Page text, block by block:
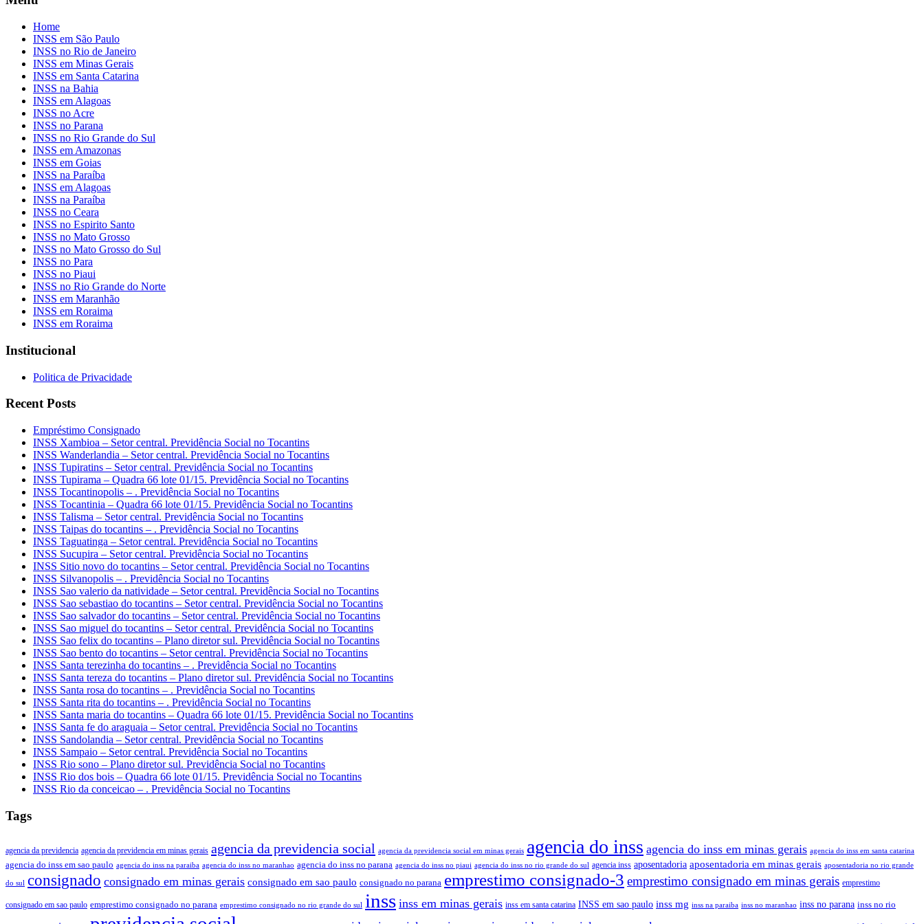
Home
INSS em São Paulo
INSS no Rio de Janeiro
INSS em Minas Gerais
INSS em Santa Catarina
INSS na Bahia
INSS em Alagoas
INSS no Acre
INSS no Parana
INSS no Rio Grande do Sul
INSS em Amazonas
INSS em Goias
INSS na Paraíba
INSS em Alagoas
INSS na Paraíba
INSS no Ceara
INSS no Espirito Santo
INSS no Mato Grosso
INSS no Mato Grosso do Sul
INSS no Para
INSS no Piaui
INSS no Rio Grande do Norte
INSS em Maranhão
INSS em Roraima
INSS em Roraima
Institucional
Politica de Privacidade
Recent Posts
Empréstimo Consignado
INSS Xambioa – Setor central. Previdência Social no Tocantins
INSS Wanderlandia – Setor central. Previdência Social no Tocantins
INSS Tupiratins – Setor central. Previdência Social no Tocantins
INSS Tupirama – Quadra 66 lote 01/15. Previdência Social no Tocantins
INSS Tocantinopolis – . Previdência Social no Tocantins
INSS Tocantinia – Quadra 66 lote 01/15. Previdência Social no Tocantins
INSS Talisma – Setor central. Previdência Social no Tocantins
INSS Taipas do tocantins – . Previdência Social no Tocantins
INSS Taguatinga – Setor central. Previdência Social no Tocantins
INSS Sucupira – Setor central. Previdência Social no Tocantins
INSS Sitio novo do tocantins – Setor central. Previdência Social no Tocantins
INSS Silvanopolis – . Previdência Social no Tocantins
INSS Sao valerio da natividade – Setor central. Previdência Social no Tocantins
INSS Sao sebastiao do tocantins – Setor central. Previdência Social no Tocantins
INSS Sao salvador do tocantins – Setor central. Previdência Social no Tocantins
INSS Sao miguel do tocantins – Setor central. Previdência Social no Tocantins
INSS Sao felix do tocantins – Plano diretor sul. Previdência Social no Tocantins
INSS Sao bento do tocantins – Setor central. Previdência Social no Tocantins
INSS Santa terezinha do tocantins – . Previdência Social no Tocantins
INSS Santa tereza do tocantins – Plano diretor sul. Previdência Social no Tocantins
INSS Santa rosa do tocantins – . Previdência Social no Tocantins
INSS Santa rita do tocantins – . Previdência Social no Tocantins
INSS Santa maria do tocantins – Quadra 66 lote 01/15. Previdência Social no Tocantins
INSS Santa fe do araguaia – Setor central. Previdência Social no Tocantins
INSS Sandolandia – Setor central. Previdência Social no Tocantins
INSS Sampaio – Setor central. Previdência Social no Tocantins
INSS Rio sono – Plano diretor sul. Previdência Social no Tocantins
INSS Rio dos bois – Quadra 66 lote 01/15. Previdência Social no Tocantins
INSS Rio da conceicao – . Previdência Social no Tocantins
Tags
agencia da previdencia agencia da previdencia em minas gerais agencia da previdencia social agencia da previdencia social em minas gerais agencia do inss agencia do inss em minas gerais agencia do inss em santa catarina
agencia do inss em sao paulo agencia do inss na paraiba agencia do inss no maranhao agencia do inss no parana agencia do inss no piaui agencia do inss no rio grande do sul agencia inss aposentadoria aposentadoria em minas gerais aposentadoria no rio grande
do sul consignado consignado em minas gerais consignado em sao paulo consignado no parana emprestimo consignado-3 emprestimo consignado em minas gerais emprestimo
consignado em sao paulo emprestimo consignado no parana emprestimo consignado no rio grande do sul inss inss em minas gerais inss em santa catarina INSS em sao paulo inss mg inss na paraiba inss no maranhao inss no parana inss no rio